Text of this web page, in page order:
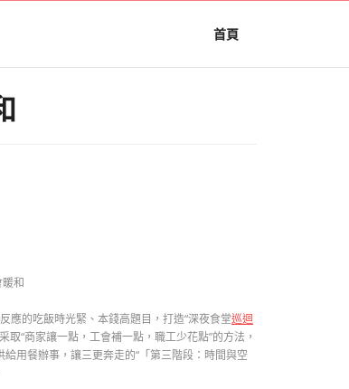
首頁
和
應的吃飯時光緊、本錢高題目，打造“深夜食堂巡迴
“商家讓一點，工會補一點，職工少花點”的方法，
用餐辦事，讓三更奔走的“「第三階段：時間與空